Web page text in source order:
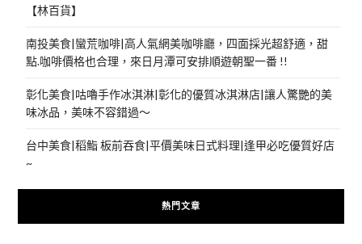
【林百貨】
南投美食|蠻荒咖啡|高人氣網美咖啡廳，四面採光超舒適，甜
點.咖啡價格也合理，來日月潭可安排順遊朝聖一番 !!
彰化美食|咕嚕手作冰淇淋|彰化的優質冰淇淋店|讓人驚艷的美
味冰品，美味不容錯過～
台中美食|稻鮨 板前吞食|平價美味日式料理|逢甲必吃優質好店
~
熱門文章